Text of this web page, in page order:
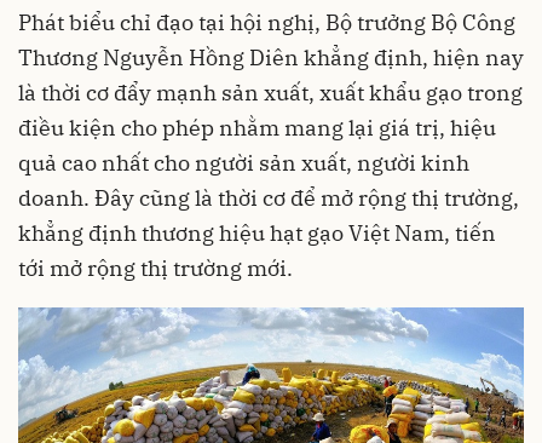
Phát biểu chỉ đạo tại hội nghị, Bộ trưởng Bộ Công
Thương Nguyễn Hồng Diên khẳng định, hiện nay
là thời cơ đẩy mạnh sản xuất, xuất khẩu gạo trong
điều kiện cho phép nhằm mang lại giá trị, hiệu
quả cao nhất cho người sản xuất, người kinh
doanh. Đây cũng là thời cơ để mở rộng thị trường,
khẳng định thương hiệu hạt gạo Việt Nam, tiến
tới mở rộng thị trường mới.